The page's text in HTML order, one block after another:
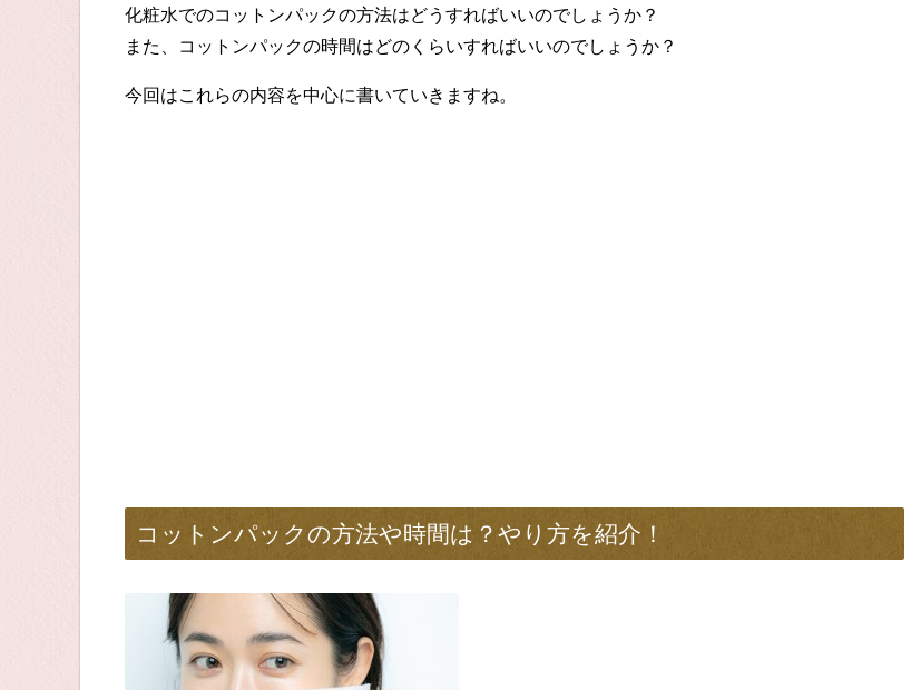
化粧水でのコットンパックの方法はどうすればいいのでしょうか？
また、コットンパックの時間はどのくらいすればいいのでしょうか？
今回はこれらの内容を中心に書いていきますね。
コットンパックの方法や時間は？やり方を紹介！